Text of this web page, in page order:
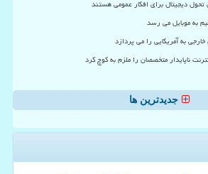
تحول دیجیتال برای افکار عمومی هستند
به موبایل می رسد
به آمریکایی را می پردازد
ناپایدار متخصصان را ملزم به کوچ کرد
جدیدترین ها